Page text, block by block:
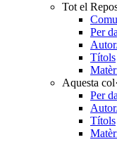
Tot el
Per
Títols
Aquesta
Per
Títols